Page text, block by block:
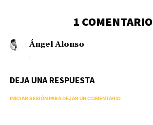
1 COMENTARIO
Ángel Alonso
.
DEJA UNA RESPUESTA
INICIAR SESIÓN PARA DEJAR UN COMENTARIO